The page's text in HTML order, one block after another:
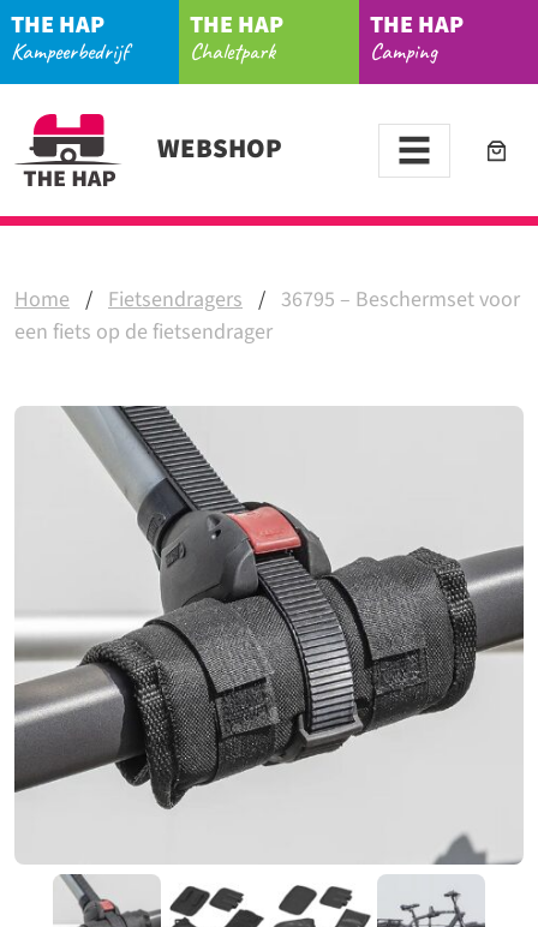
THE HAP
Kampeerbedrijf
THE HAP
Chaletpark
THE HAP
Camping
WEBSHOP
Home / Fietsendragers / 36795 – Beschermset voor
een fiets op de fietsendrager